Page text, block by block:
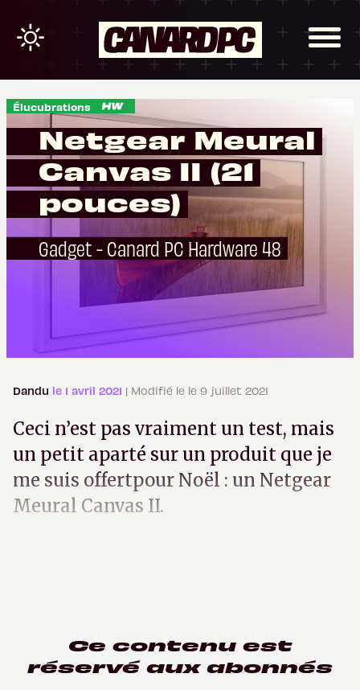
Élucubrations
Netgear Meural
Canvas II (21
pouces)
Gadget - Canard PC Hardware 48
Dandu le 1 avril 2021 | Modifié le le 9 juillet 2021
Ceci n’est pas vraiment un test, mais
un petit aparté sur un produit que je
me suis offertpour Noël : un Netgear
Meural Canvas II.
Ce contenu est
réservé aux abonnés